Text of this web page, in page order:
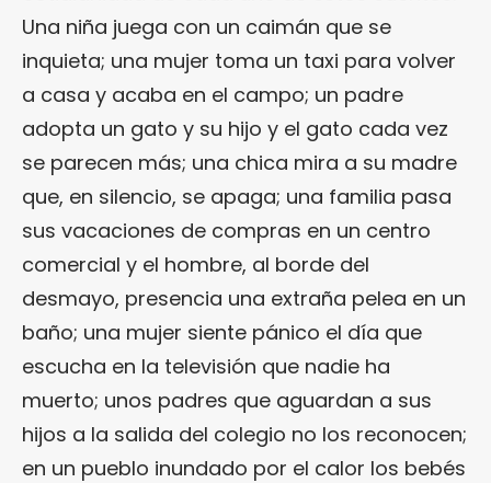
Una niña juega con un caimán que se
inquieta; una mujer toma un taxi para volver
a casa y acaba en el campo; un padre
adopta un gato y su hijo y el gato cada vez
se parecen más; una chica mira a su madre
que, en silencio, se apaga; una familia pasa
sus vacaciones de compras en un centro
comercial y el hombre, al borde del
desmayo, presencia una extraña pelea en un
baño; una mujer siente pánico el día que
escucha en la televisión que nadie ha
muerto; unos padres que aguardan a sus
hijos a la salida del colegio no los reconocen;
en un pueblo inundado por el calor los bebés